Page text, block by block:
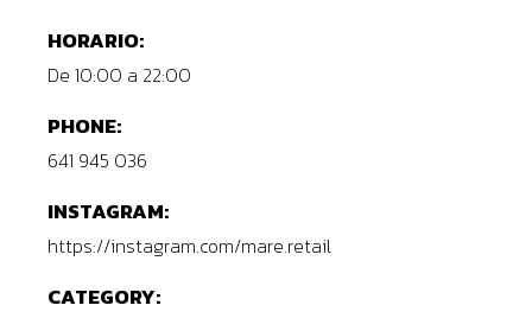
HORARIO:
De 10:00 a 22:00
PHONE:
641 945 036
INSTAGRAM:
https://instagram.com/mare.retail
CATEGORY: